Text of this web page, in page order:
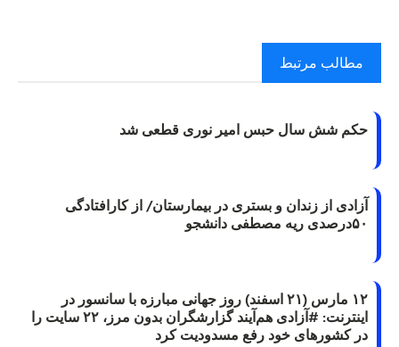
مطالب مرتبط
حکم شش سال حبس امیر نوری قطعی شد
آزادی از زندان و بستری در بیمارستان/ از کارافتادگی
۵۰درصدی ریه مصطفی دانشجو
۱۲ مارس (۲۱ اسفند) روز جهانی مبارزه با سانسور در
اینترنت: #آزادی هم‌آیند گزارشگران‌ بدون مرز، ۲۲ سایت را
در کشورهای خود رفع مسدودیت کرد